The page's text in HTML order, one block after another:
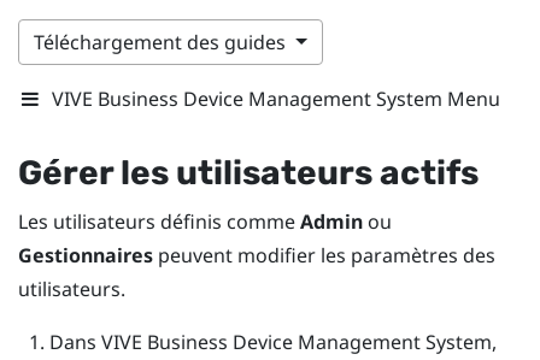
Téléchargement des guides
VIVE Business Device Management System Menu
Gérer les utilisateurs actifs
Les utilisateurs définis commeAdmin ou
Gestionnaires peuvent modifier les paramètres des
utilisateurs.
Dans VIVE Business Device Management System,